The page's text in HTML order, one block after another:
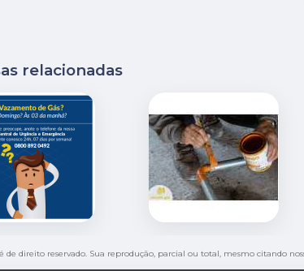
relacionadas
de direito reservado. Sua reprodução, parcial ou total, mesmo citando